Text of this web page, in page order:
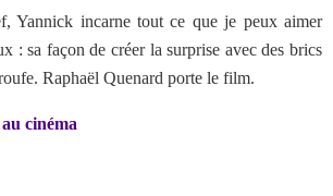
Yannick incarne tout ce que je peux aimer
: sa façon de créer la surprise avec des brics
Raphaël Quenard porte le film.
cinéma